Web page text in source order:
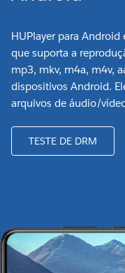
HUPlayer para
que suporta a
mp3, mkv, m4a, m4v,
dispositivos Android.
arquivos de áudio/
TESTE DE DRM